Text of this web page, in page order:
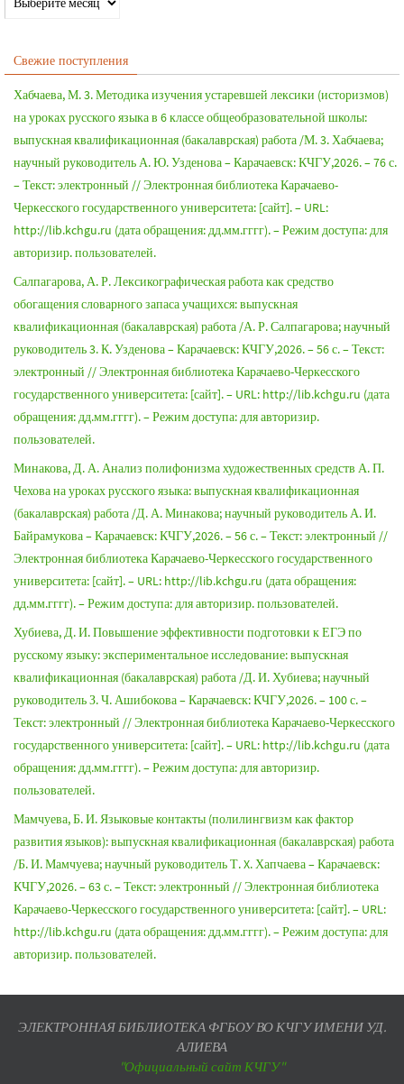
Свежие поступления
Хабчаева, М. 3. Методика изучения устаревшей лексики (историзмов)
на уроках русского языка в 6 классе общеобразовательной школы:
выпускная квалификационная (бакалаврская) работа /М. 3. Хабчаева;
научный руководитель А. Ю. Узденова – Карачаевск: КЧГУ,2026. – 76 с.
– Текст: электронный // Электронная библиотека Карачаево-
Черкесского государственного университета: [сайт]. – URL:
http://lib.kchgu.ru (дата обращения: дд.мм.гггг). – Режим доступа: для
авторизир. пользователей.
Салпагарова, А. Р. Лексикографическая работа как средство
обогащения словарного запаса учащихся: выпускная
квалификационная (бакалаврская) работа /А. Р. Салпагарова; научный
руководитель 3. К. Узденова – Карачаевск: КЧГУ,2026. – 56 с. – Текст:
электронный // Электронная библиотека Карачаево-Черкесского
государственного университета: [сайт]. – URL: http://lib.kchgu.ru (дата
обращения: дд.мм.гггг). – Режим доступа: для авторизир.
пользователей.
Минакова, Д. А. Анализ полифонизма художественных средств А. П.
Чехова на уроках русского языка: выпускная квалификационная
(бакалаврская) работа /Д. А. Минакова; научный руководитель А. И.
Байрамукова – Карачаевск: КЧГУ,2026. – 56 с. – Текст: электронный //
Электронная библиотека Карачаево-Черкесского государственного
университета: [сайт]. – URL: http://lib.kchgu.ru (дата обращения:
дд.мм.гггг). – Режим доступа: для авторизир. пользователей.
Хубиева, Д. И. Повышение эффективности подготовки к ЕГЭ по
русскому языку: экспериментальное исследование: выпускная
квалификационная (бакалаврская) работа /Д. И. Хубиева; научный
руководитель З. Ч. Ашибокова – Карачаевск: КЧГУ,2026. – 100 с. –
Текст: электронный // Электронная библиотека Карачаево-Черкесского
государственного университета: [сайт]. – URL: http://lib.kchgu.ru (дата
обращения: дд.мм.гггг). – Режим доступа: для авторизир.
пользователей.
Мамчуева, Б. И. Языковые контакты (полилингвизм как фактор
развития языков): выпускная квалификационная (бакалаврская) работа
/Б. И. Мамчуева; научный руководитель Т. X. Хапчаева – Карачаевск:
КЧГУ,2026. – 63 с. – Текст: электронный // Электронная библиотека
Карачаево-Черкесского государственного университета: [сайт]. – URL:
http://lib.kchgu.ru (дата обращения: дд.мм.гггг). – Режим доступа: для
авторизир. пользователей.
ЭЛЕКТРОННАЯ БИБЛИОТЕКА ФГБОУ ВО КЧГУ ИМЕНИ УД.
АЛИЕВА
"Официальный сайт КЧГУ"